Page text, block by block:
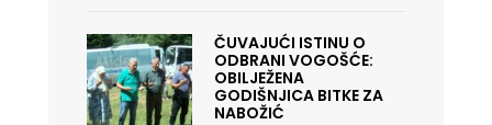
ČUVAJUĆI ISTINU O
ODBRANI VOGOŠĆE:
OBILJEŽENA
GODIŠNJICA BITKE ZA
NABOŽIĆ